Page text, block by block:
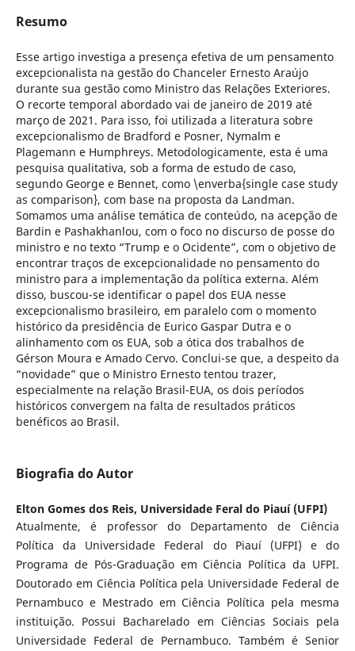
Resumo
Esse artigo investiga a presença efetiva de um pensamento
excepcionalista na gestão do Chanceler Ernesto Araújo
durante sua gestão como Ministro das Relações Exteriores.
O recorte temporal abordado vai de janeiro de 2019 até
março de 2021. Para isso, foi utilizada a literatura sobre
excepcionalismo de Bradford e Posner, Nymalm e
Plagemann e Humphreys. Metodologicamente, esta é uma
pesquisa qualitativa, sob a forma de estudo de caso,
segundo George e Bennet, como \enverba{single case study
as comparison}, com base na proposta da Landman.
Somamos uma análise temática de conteúdo, na acepção de
Bardin e Pashakhanlou, com o foco no discurso de posse do
ministro e no texto “Trump e o Ocidente”, com o objetivo de
encontrar traços de excepcionalidade no pensamento do
ministro para a implementação da política externa. Além
disso, buscou-se identificar o papel dos EUA nesse
excepcionalismo brasileiro, em paralelo com o momento
histórico da presidência de Eurico Gaspar Dutra e o
alinhamento com os EUA, sob a ótica dos trabalhos de
Gérson Moura e Amado Cervo. Conclui-se que, a despeito da
“novidade” que o Ministro Ernesto tentou trazer,
especialmente na relação Brasil-EUA, os dois períodos
históricos convergem na falta de resultados práticos
benéficos ao Brasil.
Biografia do Autor
Elton Gomes dos Reis, Universidade Feral do Piauí (UFPI)
Atualmente, é professor do Departamento de Ciência
Política da Universidade Federal do Piauí (UFPI) e do
Programa de Pós-Graduação em Ciência Política da UFPI.
Doutorado em Ciência Política pela Universidade Federal de
Pernambuco e Mestrado em Ciência Política pela mesma
instituição. Possui Bacharelado em Ciências Sociais pela
Universidade Federal de Pernambuco. Também é Senior